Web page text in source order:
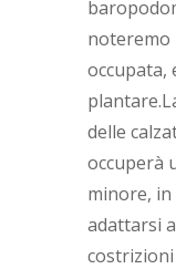
noteremo
occupata,
delle
occuperà
minore,
adattarsi